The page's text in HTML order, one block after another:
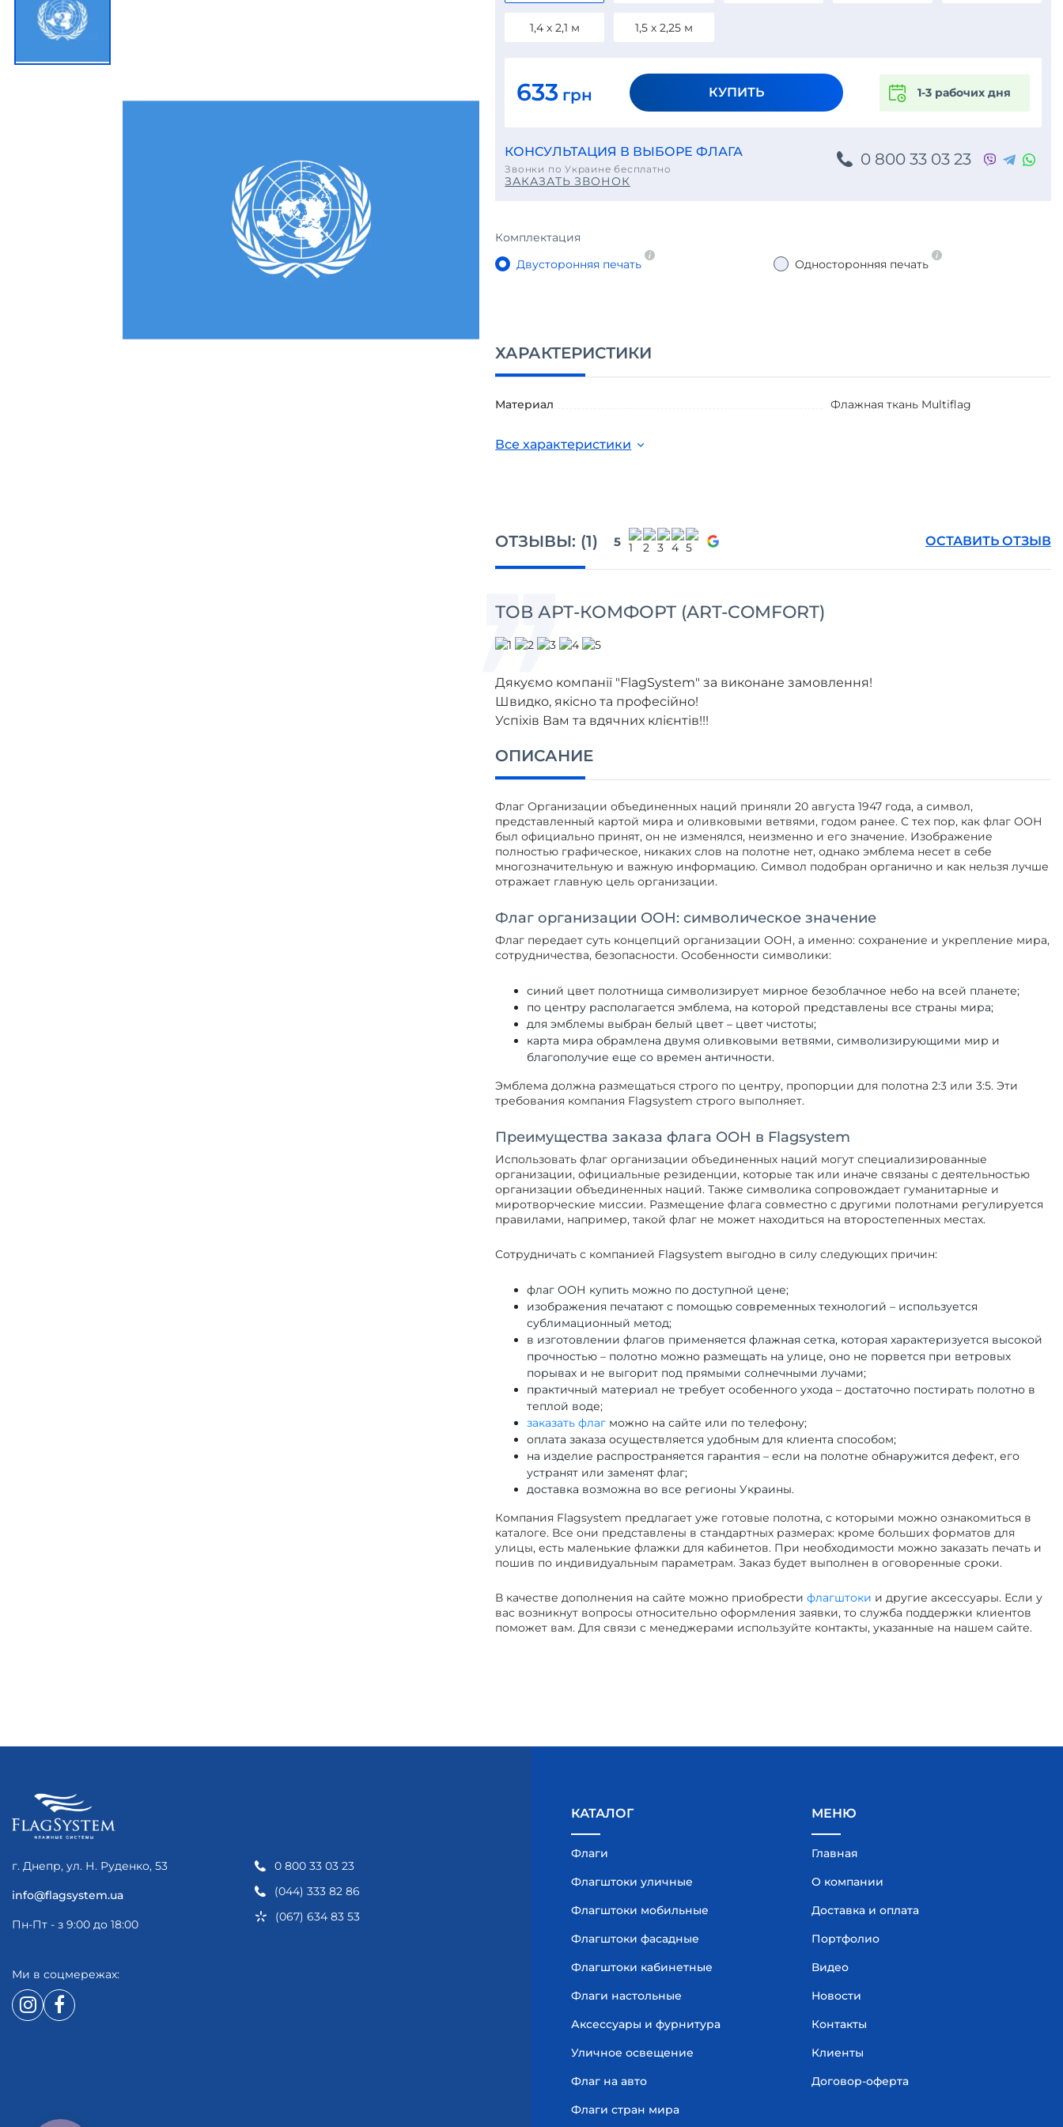
1,4 х 2,1 м 1,5 х 2,25 м
633 грн КУПИТЬ 1-3 рабочих дня
КОНСУЛЬТАЦИЯ В ВЫБОРЕ ФЛАГА
Звонки по Украине бесплатно 0 800 33 03 23
ЗАКАЗАТЬ ЗВОНОК
Комплектация
Двусторонняя печать
Односторонняя печать
ХАРАКТЕРИСТИКИ
Материал Флажная ткань Multiflag
Все характеристики
ОТЗЫВЫ: 1 5 ОСТАВИТЬ ОТЗЫВ
ТОВ АРТ-КОМФОРТ (ART-COMFORT)
Дякуємо компанії "FlagSystem" за виконане замовлення!
Швидко, якісно та професійно!
Успіхів Вам та вдячних клієнтів!!!
ОПИСАНИЕ
Флаг Организации объединенных наций приняли 20 августа 1947 года, а символ,
представленный картой мира и оливковыми ветвями, годом ранее. С тех пор, как флаг ООН
был официально принят, он не изменялся, неизменно и его значение. Изображение
полностью графическое, никаких слов на полотне нет, однако эмблема несет в себе
многозначительную и важную информацию. Символ подобран органично и как нельзя лучше
отражает главную цель организации.
Флаг организации ООН: символическое значение
Флаг передает суть концепций организации ООН, а именно: сохранение и укрепление мира,
сотрудничества, безопасности. Особенности символики:
синий цвет полотнища символизирует мирное безоблачное небо на всей планете;
по центру располагается эмблема, на которой представлены все страны мира;
для эмблемы выбран белый цвет – цвет чистоты;
карта мира обрамлена двумя оливковыми ветвями, символизирующими мир и
благополучие еще со времен античности.
Эмблема должна размещаться строго по центру, пропорции для полотна 2:3 или 3:5. Эти
требования компания Flagsystem строго выполняет.
Преимущества заказа флага ООН в Flagsystem
Использовать флаг организации объединенных наций могут специализированные
организации, официальные резиденции, которые так или иначе связаны с деятельностью
организации объединенных наций. Также символика сопровождает гуманитарные и
миротворческие миссии. Размещение флага совместно с другими полотнами регулируется
правилами, например, такой флаг не может находиться на второстепенных местах.
Сотрудничать с компанией Flagsystem выгодно в силу следующих причин:
флаг ООН купить можно по доступной цене;
изображения печатают с помощью современных технологий – используется
сублимационный метод;
в изготовлении флагов применяется флажная сетка, которая характеризуется высокой
прочностью – полотно можно размещать на улице, оно не порвется при ветровых
порывах и не выгорит под прямыми солнечными лучами;
практичный материал не требует особенного ухода – достаточно постирать полотно в
теплой воде;
заказать флаг можно на сайте или по телефону;
оплата заказа осуществляется удобным для клиента способом;
на изделие распространяется гарантия – если на полотне обнаружится дефект, его
устранят или заменят флаг;
доставка возможна во все регионы Украины.
Компания Flagsystem предлагает уже готовые полотна, с которыми можно ознакомиться в
каталоге. Все они представлены в стандартных размерах: кроме больших форматов для
улицы, есть маленькие флажки для кабинетов. При необходимости можно заказать печать и
пошив по индивидуальным параметрам. Заказ будет выполнен в оговоренные сроки.
В качестве дополнения на сайте можно приобрестифлагштоки и другие аксессуары. Если у
вас возникнут вопросы относительно оформления заявки, то служба поддержки клиентов
поможет вам. Для связи с менеджерами используйте контакты, указанные на нашем сайте.
г. Днепр, ул. Н. Руденко, 53
info@flagsystem.ua
Пн-Пт - з 9:00 до 18:00
0 800 33 03 23
(044) 333 82 86
(067) 634 83 53
Ми в соцмережах:
КАТАЛОГ
Флаги
Флагштоки уличные
Флагштоки мобильные
Флагштоки фасадные
Флагштоки кабинетные
Флаги настольные
Аксессуары и фурнитура
Уличное освещение
Флаг на авто
Флаги стран мира
МЕНЮ
Главная
О компании
Доставка и оплата
Портфолио
Видео
Новости
Контакты
Клиенты
Договор-оферта